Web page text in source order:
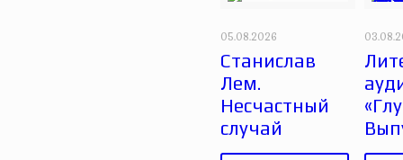
05.08.2026
Станислав
Лем.
Несчастный
случай